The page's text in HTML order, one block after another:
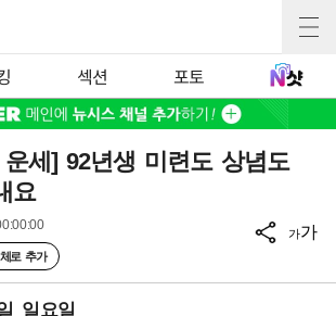
섹션 포토
세] 92년생 미련도 상념도
요
로 추가
가가
일요일